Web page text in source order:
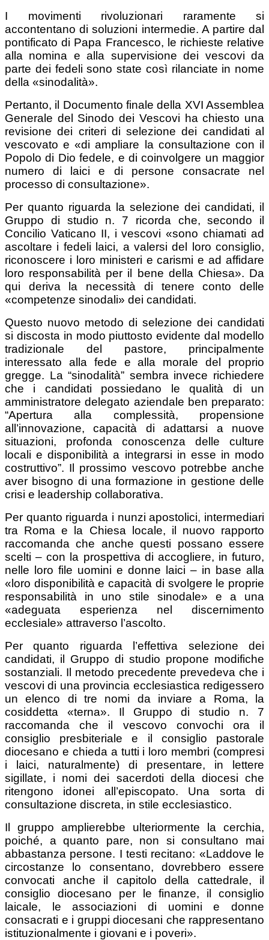
I movimenti rivoluzionari raramente si
accontentano di soluzioni intermedie. A partire dal
pontificato di Papa Francesco, le richieste relative
alla nomina e alla supervisione dei vescovi da
parte dei fedeli sono state così rilanciate in nome
della «sinodalità».
Pertanto, il Documento finale della XVI Assemblea
Generale del Sinodo dei Vescovi ha chiesto una
revisione dei criteri di selezione dei candidati al
vescovato e «di ampliare la consultazione con il
Popolo di Dio fedele, e di coinvolgere un maggior
numero di laici e di persone consacrate nel
processo di consultazione».
Per quanto riguarda la selezione dei candidati, il
Gruppo di studio n. 7 ricorda che, secondo il
Concilio Vaticano II, i vescovi «sono chiamati ad
ascoltare i fedeli laici, a valersi del loro consiglio,
riconoscere i loro ministeri e carismi e ad affidare
loro responsabilità per il bene della Chiesa». Da
qui deriva la necessità di tenere conto delle
«competenze sinodali» dei candidati.
Questo nuovo metodo di selezione dei candidati
si discosta in modo piuttosto evidente dal modello
tradizionale del pastore, principalmente
interessato alla fede e alla morale del proprio
gregge. La “sinodalità” sembra invece richiedere
che i candidati possiedano le qualità di un
amministratore delegato aziendale ben preparato:
“Apertura alla complessità, propensione
all’innovazione, capacità di adattarsi a nuove
situazioni, profonda conoscenza delle culture
locali e disponibilità a integrarsi in esse in modo
costruttivo”. Il prossimo vescovo potrebbe anche
aver bisogno di una formazione in gestione delle
crisi e leadership collaborativa.
Per quanto riguarda i nunzi apostolici, intermediari
tra Roma e la Chiesa locale, il nuovo rapporto
raccomanda che anche questi possano essere
scelti – con la prospettiva di accogliere, in futuro,
nelle loro file uomini e donne laici – in base alla
«loro disponibilità e capacità di svolgere le proprie
responsabilità in uno stile sinodale» e a una
«adeguata esperienza nel discernimento
ecclesiale» attraverso l’ascolto.
Per quanto riguarda l’effettiva selezione dei
candidati, il Gruppo di studio propone modifiche
sostanziali. Il metodo precedente prevedeva che i
vescovi di una provincia ecclesiastica redigessero
un elenco di tre nomi da inviare a Roma, la
cosiddetta «terna». Il Gruppo di studio n. 7
raccomanda che il vescovo convochi ora il
consiglio presbiteriale e il consiglio pastorale
diocesano e chieda a tutti i loro membri (compresi
i laici, naturalmente) di presentare, in lettere
sigillate, i nomi dei sacerdoti della diocesi che
ritengono idonei all’episcopato. Una sorta di
consultazione discreta, in stile ecclesiastico.
Il gruppo amplierebbe ulteriormente la cerchia,
poiché, a quanto pare, non si consultano mai
abbastanza persone. I testi recitano: «Laddove le
circostanze lo consentano, dovrebbero essere
convocati anche il capitolo della cattedrale, il
consiglio diocesano per le finanze, il consiglio
laicale, le associazioni di uomini e donne
consacrati e i gruppi diocesani che rappresentano
istituzionalmente i giovani e i poveri».